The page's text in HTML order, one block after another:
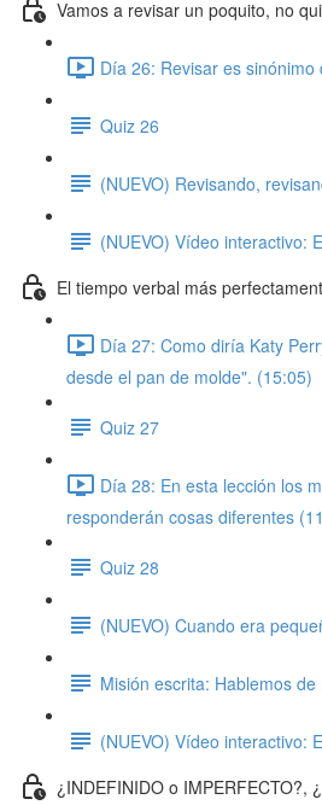
Vamos a revisar un poquito, no
Día 26: Revisar es sinónimo
Quiz 26
(NUEVO) Revisando,
(NUEVO) Vídeo interactivo:
El tiempo verbal más
Día 27: Como diría Katy
desde el pan de molde". (15:05)
Quiz 27
Día 28: En esta lección los
responderán cosas diferentes
Quiz 28
(NUEVO) Cuando era
Misión escrita: Hablemos
(NUEVO) Vídeo interactivo:
¿INDEFINIDO o IMPERFECTO?,